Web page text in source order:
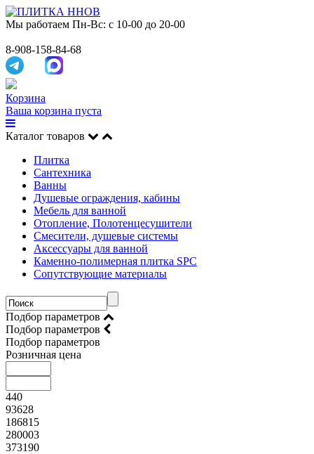
Мы работаем Пн-Вс: с 10-00 до 20-00
8-908-158-84-68
Корзина
Ваша корзина пуста
Каталог товаров
Плитка
Сантехника
Ванны
Душевые ограждения, кабины
Мебель для ванной
Отопление, Полотенцесушители
Смесители, душевые системы
Аксессуары для ванной
Каменно-полимерная плитка SPC
Сопутствующие материалы
Подбор параметров
Подбор параметров
Подбор параметров
Розничная цена
440
93628
186815
280003
373190